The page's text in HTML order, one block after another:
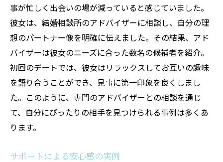
事が忙しく出会いの場が減っていると感じていました。
彼女は、結婚相談所のアドバイザーに相談し、自分の理
想のパートナー像を明確に伝えました。その結果、アド
バイザーは彼女のニーズに合った数名の候補者を紹介。
初回のデートでは、彼女はリラックスしてお互いの趣味
を語り合うことができ、見事に第一印象を良くしまし
た。このように、専門のアドバイザーとの相談を通じ
て、自分にぴったりの相手を見つけられる事例は多くあ
ります。
サポートによる安心感の実例